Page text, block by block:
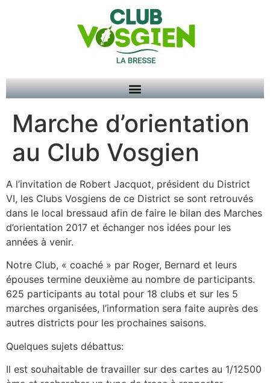
Marche d’orientation
au Club Vosgien
A l’invitation de Robert Jacquot, président du District
VI, les Clubs Vosgiens de ce District se sont retrouvés
dans le local bressaud afin de faire le bilan des Marches
d’orientation 2017 et échanger nos idées pour les
années à venir.
Notre Club, « coaché » par Roger, Bernard et leurs
épouses termine deuxième au nombre de participants.
625 participants au total pour 18 clubs et sur les 5
marches organisées, l’information sera faite auprès des
autres districts pour les prochaines saisons.
Quelques sujets débattus:
Il est souhaitable de travailler sur des cartes au 1/12500